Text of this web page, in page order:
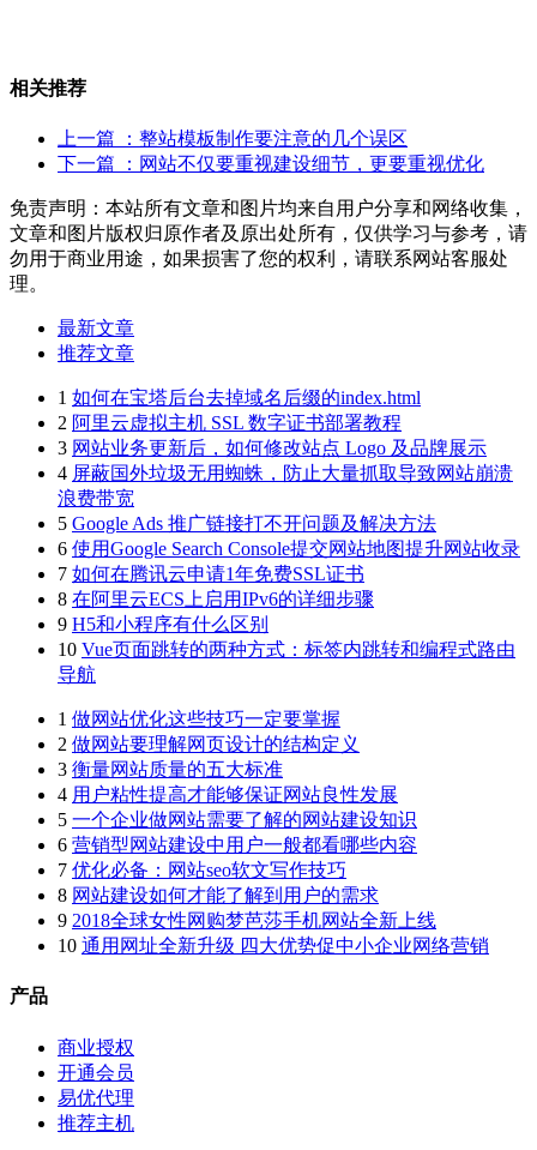
相关推荐
上一篇
：整站模板制作要注意的几个误区
下一篇
：网站不仅要重视建设细节，更要重视优化
免责声明：本站所有文章和图片均来自用户分享和网络收集，
文章和图片版权归原作者及原出处所有，仅供学习与参考，请
勿用于商业用途，如果损害了您的权利，请联系网站客服处
理。
最新文章
推荐文章
1 如何在宝塔后台去掉域名后缀的index.html
2 阿里云虚拟主机 SSL 数字证书部署教程
3 网站业务更新后，如何修改站点 Logo 及品牌展示
4 屏蔽国外垃圾无用蜘蛛，防止大量抓取导致网站崩溃
浪费带宽
5 Google Ads 推广链接打不开问题及解决方法
6 使用Google Search Console提交网站地图提升网站收录
7 如何在腾讯云申请1年免费SSL证书
8 在阿里云ECS上启用IPv6的详细步骤
9 H5和小程序有什么区别
10 Vue页面跳转的两种方式：标签内跳转和编程式路由
导航
1 做网站优化这些技巧一定要掌握
2 做网站要理解网页设计的结构定义
3 衡量网站质量的五大标准
4 用户粘性提高才能够保证网站良性发展
5 一个企业做网站需要了解的网站建设知识
6 营销型网站建设中用户一般都看哪些内容
7 优化必备：网站seo软文写作技巧
8 网站建设如何才能了解到用户的需求
9 2018全球女性网购梦芭莎手机网站全新上线
10 通用网址全新升级 四大优势促中小企业网络营销
产品
商业授权
开通会员
易优代理
推荐主机